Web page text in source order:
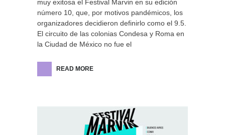
muy exitosa el Festival Marvin en su edición
número 10, que, por motivos pandémicos, los
organizadores decidieron definirlo como el 9.5.
El circuito de las colonias Condesa y Roma en
la Ciudad de México no fue el
READ MORE